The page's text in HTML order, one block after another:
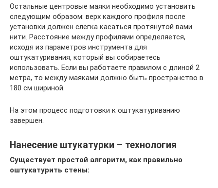
Остальные центровые маяки необходимо установить
следующим образом: верх каждого профиля после
установки должен слегка касаться протянутой вами
нити. Расстояние между профилями определяется,
исходя из параметров инструмента для
оштукатуривания, который вы собираетесь
использовать. Если вы работаете правилом с длиной 2
метра, то между маяками должно быть пространство в
180 см шириной.
На этом процесс подготовки к оштукатуриванию
завершен.
Нанесение штукатурки – технология
Существует простой алгоритм, как правильно
оштукатурить стены: